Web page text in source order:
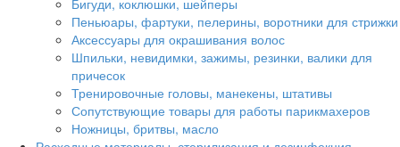
Бигуди, коклюшки, шейперы
Пеньюары, фартуки, пелерины, воротники для стрижки
Аксессуары для окрашивания волос
Шпильки, невидимки, зажимы, резинки, валики для
причесок
Тренировочные головы, манекены, штативы
Сопутствующие товары для работы парикмахеров
Ножницы, бритвы, масло